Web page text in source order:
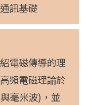
訊基礎
電磁傳導的理
頻電磁理論於
毫米波)，並